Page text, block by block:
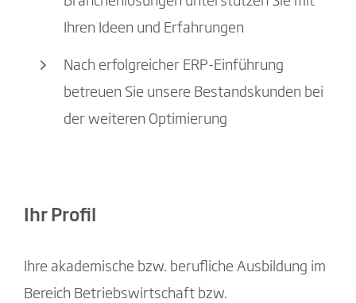
Ihren Ideen und Erfahrungen
Nach erfolgreicher ERP-Einführung
betreuen Sie unsere Bestandskunden bei
der weiteren Optimierung
Ihr Profil
Ihre akademische bzw. berufliche Ausbildung im
Bereich Betriebswirtschaft bzw.